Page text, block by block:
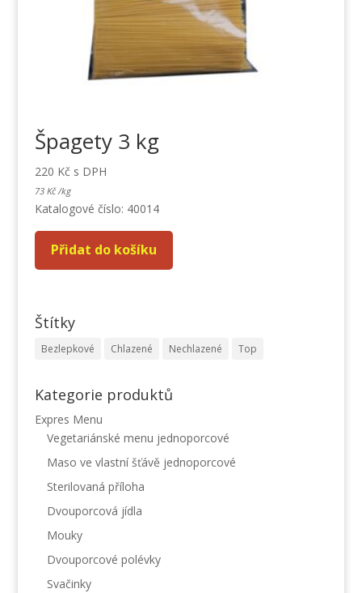
Špagety 3 kg
220 Kč s DPH
73 Kč /kg
Katalogové číslo: 40014
Přidat do košíku
Štítky
Bezlepkové Chlazené Nechlazené Top
Kategorie produktů
Expres Menu
Vegetariánské menu jednoporcové
Maso ve vlastní šťávě jednoporcové
Sterilovaná příloha
Dvouporcová jídla
Mouky
Dvouporcové polévky
Svačinky